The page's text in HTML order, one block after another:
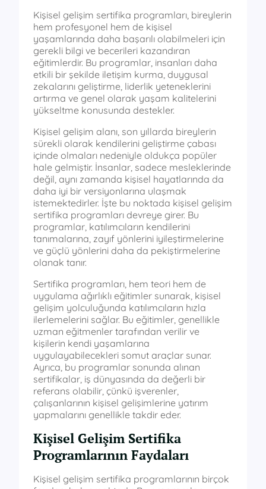
Kişisel gelişim sertifika programları, bireylerin
hem profesyonel hem de kişisel
yaşamlarında daha başarılı olabilmeleri için
gerekli bilgi ve becerileri kazandıran
eğitimlerdir. Bu programlar, insanları daha
etkili bir şekilde iletişim kurma, duygusal
zekalarını geliştirme, liderlik yeteneklerini
artırma ve genel olarak yaşam kalitelerini
yükseltme konusunda destekler.
Kişisel gelişim alanı, son yıllarda bireylerin
sürekli olarak kendilerini geliştirme çabası
içinde olmaları nedeniyle oldukça popüler
hale gelmiştir. İnsanlar, sadece mesleklerinde
değil, aynı zamanda kişisel hayatlarında da
daha iyi bir versiyonlarına ulaşmak
istemektedirler. İşte bu noktada kişisel gelişim
sertifika programları devreye girer. Bu
programlar, katılımcıların kendilerini
tanımalarına, zayıf yönlerini iyileştirmelerine
ve güçlü yönlerini daha da pekiştirmelerine
olanak tanır.
Sertifika programları, hem teori hem de
uygulama ağırlıklı eğitimler sunarak, kişisel
gelişim yolculuğunda katılımcıların hızla
ilerlemelerini sağlar. Bu eğitimler, genellikle
uzman eğitmenler tarafından verilir ve
kişilerin kendi yaşamlarına
uygulayabilecekleri somut araçlar sunar.
Ayrıca, bu programlar sonunda alınan
sertifikalar, iş dünyasında da değerli bir
referans olabilir, çünkü işverenler,
çalışanlarının kişisel gelişimlerine yatırım
yapmalarını genellikle takdir eder.
Kişisel Gelişim Sertifika
Programlarının Faydaları
Kişisel gelişim sertifika programlarının birçok